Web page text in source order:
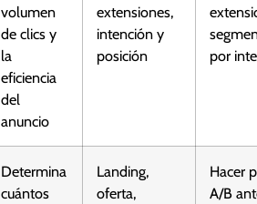
volumen
de clics y
la
eficiencia
del
anuncio
extensiones,
intención y
posición
por
Determina
cuántos
Landing,
oferta,
Hacer
A/B